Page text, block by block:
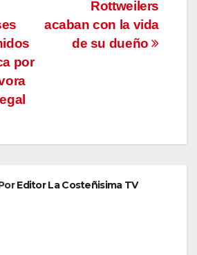
Rottweilers
acaban con la vida
de su dueño
por
Editor La Costeñisima TV